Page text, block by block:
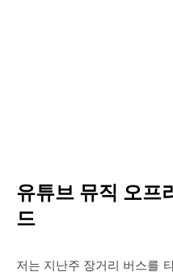
유튜브 뮤직 오프
드
저는 지난주 장거리 버스를